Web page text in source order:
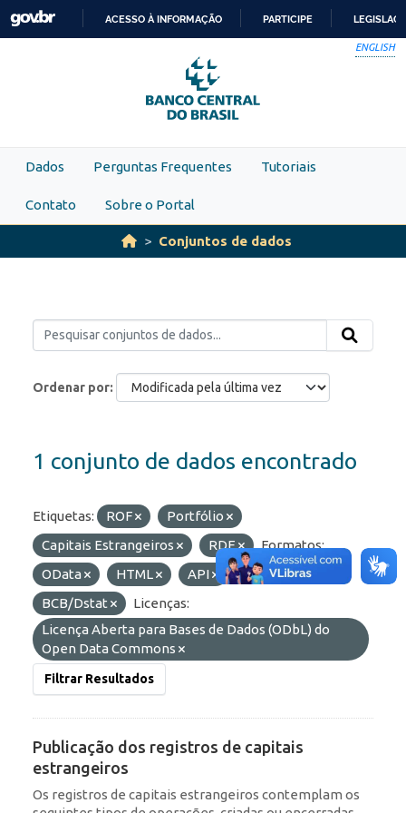
Skip to main content
PARA
O
CONTEÚDO
ACESSO À INFORMAÇÃO PARTICIPE
ENGLISH
Dados Perguntas Frequentes Tutoriais
Contato Sobre o Portal
Conjuntos de dados
Ordenar por
1 conjunto de dados encontrado
Etiquetas: ROF
Portfólio
Capitais Estrangeiros
RDE
Formatos:
OData
HTML API
Organizações:
BCB/Dstat
Licenças:
Licença Aberta para Bases de Dados (ODbL) do
Open Data Commons
Filtrar Resultados
Publicação dos registros de capitais
estrangeiros
Os registros de capitais estrangeiros contemplam os